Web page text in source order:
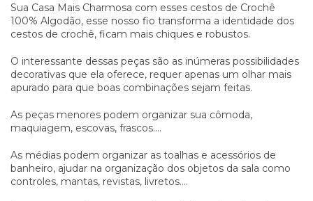
Sua Casa Mais Charmosa com esses cestos de Crochê
100% Algodão, esse nosso fio transforma a identidade dos
cestos de crochê, ficam mais chiques e robustos.
O interessante dessas peças são as inúmeras possibilidades
decorativas que ela oferece, requer apenas um olhar mais
apurado para que boas combinações sejam feitas.
As peças menores podem organizar sua cômoda,
maquiagem, escovas, frascos....
As médias podem organizar as toalhas e acessórios de
banheiro, ajudar na organização dos objetos da sala como
controles, mantas, revistas, livretos....